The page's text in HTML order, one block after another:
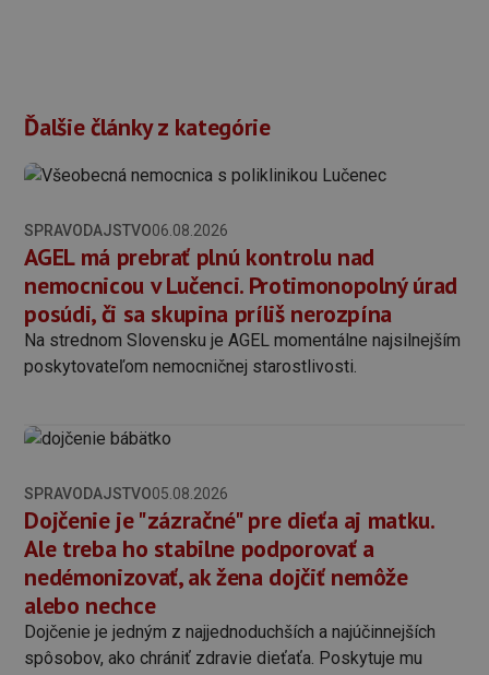
Ďalšie články z kategórie
SPRAVODAJSTVO06.08.2026
AGEL má prebrať plnú kontrolu nad
nemocnicou v Lučenci. Protimonopolný úrad
posúdi, či sa skupina príliš nerozpína
Na strednom Slovensku je AGEL momentálne najsilnejším
poskytovateľom nemocničnej starostlivosti.
SPRAVODAJSTVO05.08.2026
Dojčenie je "zázračné" pre dieťa aj matku.
Ale treba ho stabilne podporovať a
nedémonizovať, ak žena dojčiť nemôže
alebo nechce
Dojčenie je jedným z najjednoduchších a najúčinnejších
spôsobov, ako chrániť zdravie dieťaťa. Poskytuje mu